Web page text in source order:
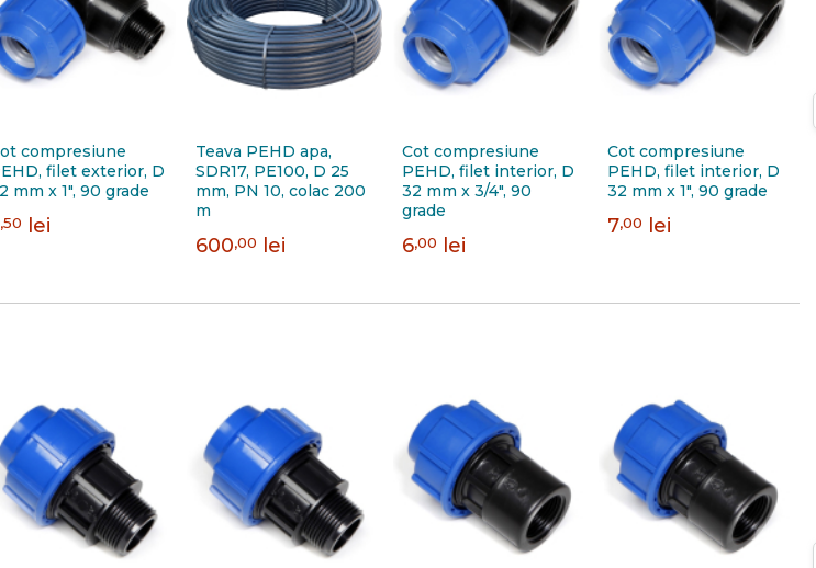
compresiune
filet exterior, D
mm x 1", 90 grade
,50 lei
Teava PEHD apa,
SDR17, PE100, D 25
mm, PN 10, colac 200
m
600,00 lei
Cot compresiune
PEHD, filet interior, D
32 mm x 3/4", 90
grade
6,00 lei
Cot compresiune
PEHD, filet interior, D
32 mm x 1", 90 grade
7,00 lei